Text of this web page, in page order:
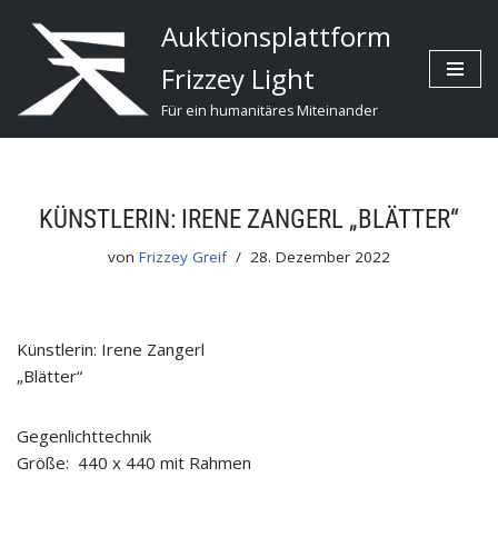
Zum
Inhalt
Auktionsplattform
Frizzey Light
Für ein humanitäres Miteinander
KÜNSTLERIN: IRENE ZANGERL „BLÄTTER“
von Frizzey Greif 28. Dezember 2022
Künstlerin: Irene Zangerl
„Blätter“
Gegenlichttechnik
Größe: 440 x 440 mit Rahmen